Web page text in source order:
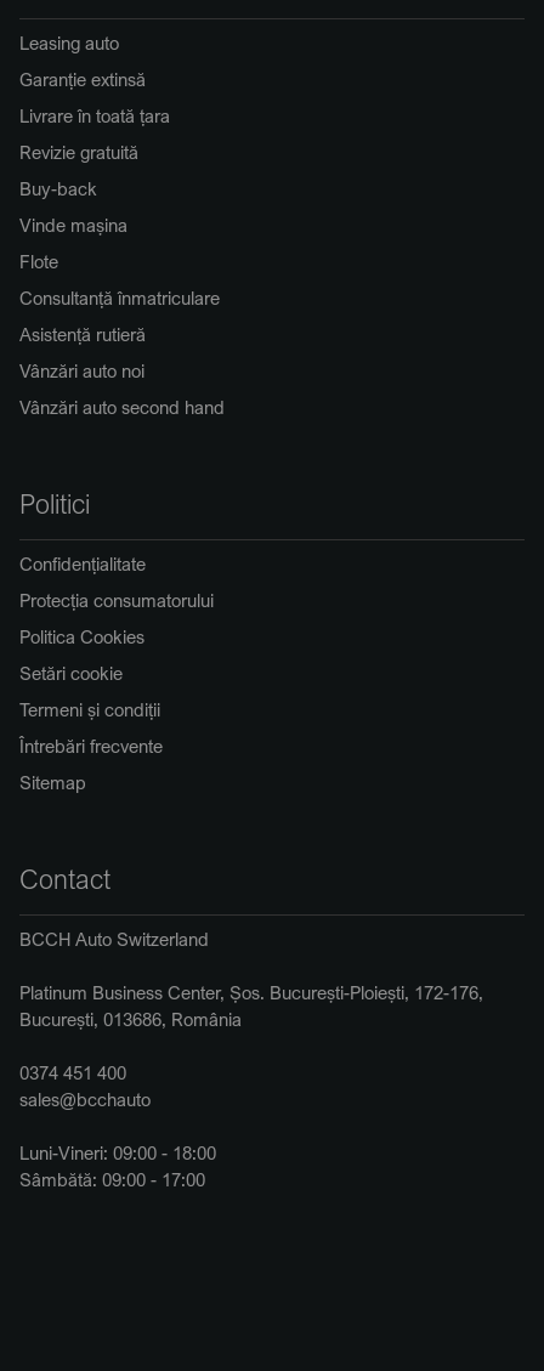
Leasing auto
Garanție extinsă
Livrare în toată țara
Revizie gratuită
Buy-back
Vinde mașina
Flote
Consultanță înmatriculare
Asistență rutieră
Vânzări auto noi
Vânzări auto second hand
Politici
Confidențialitate
Protecția consumatorului
Politica Cookies
Setări cookie
Termeni și condiții
Întrebări frecvente
Sitemap
Contact
BCCH Auto Switzerland
Platinum Business Center, Șos. București-Ploiești, 172-176,
București, 013686, România
0374 451 400
sales@bcchauto
Luni-Vineri: 09:00 - 18:00
Sâmbătă: 09:00 - 17:00